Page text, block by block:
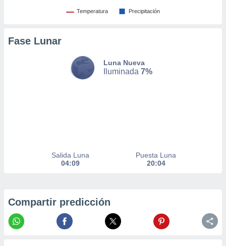
en
utilizar
Temperatura Precipitación
Fase Lunar
Luna Nueva
Iluminada 7%
Salida Luna
04:09
Puesta Luna
20:04
Compartir predicción